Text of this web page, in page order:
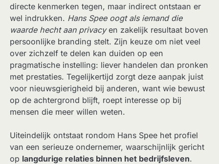
directe kenmerken tegen, maar indirect ontstaan er
wel indrukken. Hans Spee oogt als iemand die
waarde hecht aan privacyen zakelijk resultaat boven
persoonlijke branding stelt. Zijn keuze om niet veel
over zichzelf te delen kan duiden op een
pragmatische instelling: liever handelen dan pronken
met prestaties. Tegelijkertijd zorgt deze aanpak juist
voor nieuwsgierigheid bij anderen, want wie bewust
op de achtergrond blijft, roept interesse op bij
mensen die meer willen weten.
Uiteindelijk ontstaat rondom Hans Spee het profiel
van een serieuze ondernemer, waarschijnlijk gericht
op langdurige relaties binnen het bedrijfsleven.